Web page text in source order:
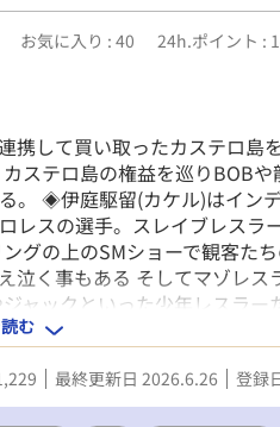
お気に入り : 40 24h.ポイント :
携して買い取ったカステロ島
ステロ島の権益を巡りBOBや
。 ◈伊庭駆留(カケル)はイン
レスの選手。スレイブレスラ
グの上のSMショーで観客た
泣く事もある そしてマゾレス
ャックといった少年レスラー
プロレスでスレイブレスラーと
む
最終更新日 2026.6.26 登録